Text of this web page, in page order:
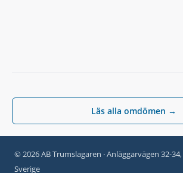
© 2026 AB Trumslagaren · Anläggarvägen 32-
Sverige
Läs alla omdömen →